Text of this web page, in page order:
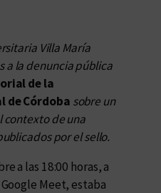
Villa María
a la denuncia pública
de la
de Córdoba sobre un
contexto de una
por el sello.
a las 18:00 horas, a
Meet, estaba